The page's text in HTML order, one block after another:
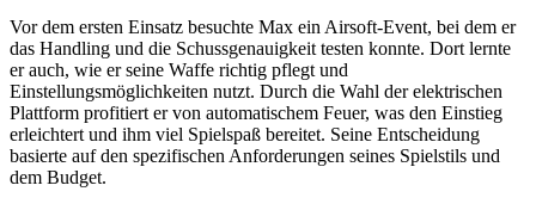
Vor dem ersten Einsatz besuchte Max ein Airsoft-Event, bei dem er
das Handling und die Schussgenauigkeit testen konnte. Dort lernte
er auch, wie er seine Waffe richtig pflegt und
Einstellungsmöglichkeiten nutzt. Durch die Wahl der elektrischen
Plattform profitiert er von automatischem Feuer, was den Einstieg
erleichtert und ihm viel Spielspaß bereitet. Seine Entscheidung
basierte auf den spezifischen Anforderungen seines Spielstils und
dem Budget.